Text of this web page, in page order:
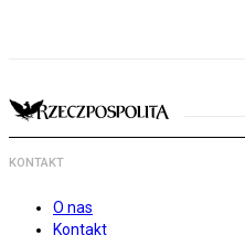
KONTAKT
O nas
Kontakt